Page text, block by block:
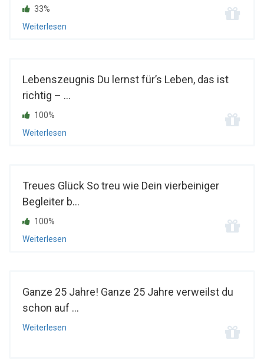
33%
Weiterlesen
Lebenszeugnis Du lernst für’s Leben, das ist
richtig – ...
100%
Weiterlesen
Treues Glück So treu wie Dein vierbeiniger
Begleiter b...
100%
Weiterlesen
Ganze 25 Jahre! Ganze 25 Jahre verweilst du
schon auf ...
Weiterlesen